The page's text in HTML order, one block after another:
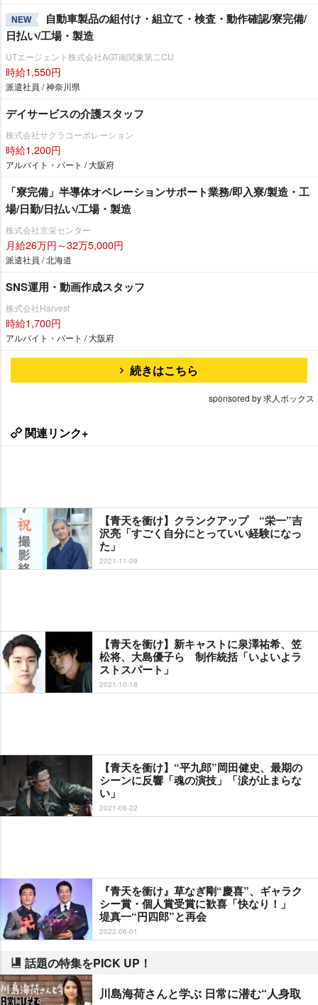
NEW
自動車製品の組付け・組立て・検査・動作確認/寮完備/
日払い/工場・製造
UTエージェント株式会社AGT南関東第二CU
時給1,550円
派遣社員 / 神奈川県
デイサービスの介護スタッフ
株式会社サクラコーポレーション
時給1,200円
アルバイト・パート / 大阪府
「寮完備」半導体オペレーションサポート業務/即入寮/製造・工
場/日勤/日払い/工場・製造
株式会社京栄センター
月給26万円～32万5,000円
派遣社員 / 北海道
SNS運用・動画作成スタッフ
株式会社Harvest
時給1,700円
アルバイト・パート / 大阪府
続きはこちら
sponsored by 求人ボックス
関連リンク+
【青天を衝け】クランクアップ “栄一”吉
沢亮「すごく自分にとっていい経験になっ
た」
2021-11-09
【青天を衝け】新キャストに泉澤祐希、笠
松将、大島優子ら 制作統括「いよいよラ
ストスパート」
2021-10-18
【青天を衝け】“平九郎”岡田健史、最期の
シーンに反響「魂の演技」「涙が止まらな
い」
2021-08-22
『青天を衝け』草なぎ剛“慶喜”、ギャラク
シー賞・個人賞受賞に歓喜「快なり！」
堤真一“円四郎”と再会
2022-06-01
話題の特集をPICK UP！
川島海荷さんと学ぶ 日常に潜む“人身取